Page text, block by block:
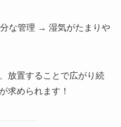
な管理 → 湿気がたまりや
放置することで広がり続
求められます！